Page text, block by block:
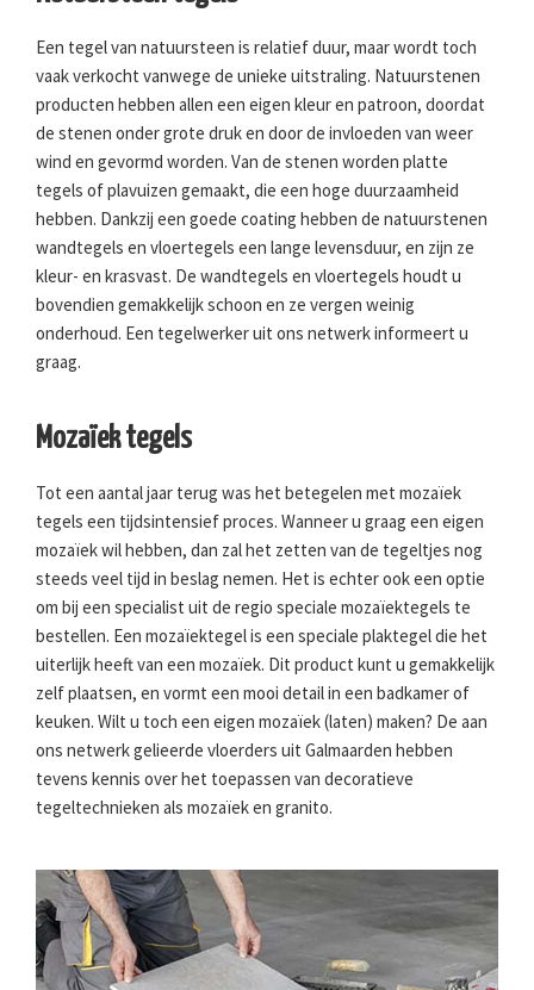
Een tegel van natuursteen is relatief duur, maar wordt toch
vaak verkocht vanwege de unieke uitstraling. Natuurstenen
producten hebben allen een eigen kleur en patroon, doordat
de stenen onder grote druk en door de invloeden van weer
wind en gevormd worden. Van de stenen worden platte
tegels of plavuizen gemaakt, die een hoge duurzaamheid
hebben. Dankzij een goede coating hebben de natuurstenen
wandtegels en vloertegels een lange levensduur, en zijn ze
kleur- en krasvast. De wandtegels en vloertegels houdt u
bovendien gemakkelijk schoon en ze vergen weinig
onderhoud. Een tegelwerker uit ons netwerk informeert u
graag.
Mozaïek tegels
Tot een aantal jaar terug was het betegelen met mozaïek
tegels een tijdsintensief proces. Wanneer u graag een eigen
mozaïek wil hebben, dan zal het zetten van de tegeltjes nog
steeds veel tijd in beslag nemen. Het is echter ook een optie
om bij een specialist uit de regio speciale mozaïektegels te
bestellen. Een mozaïektegel is een speciale plaktegel die het
uiterlijk heeft van een mozaïek. Dit product kunt u gemakkelijk
zelf plaatsen, en vormt een mooi detail in een badkamer of
keuken. Wilt u toch een eigen mozaïek (laten) maken? De aan
ons netwerk gelieerde vloerders uit Galmaarden hebben
tevens kennis over het toepassen van decoratieve
tegeltechnieken als mozaïek en granito.